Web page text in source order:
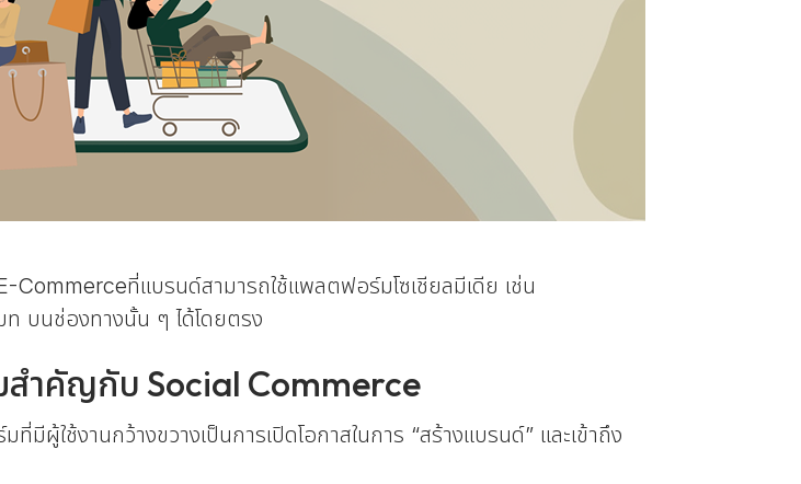
ที่แบรนด์สามารถใช้แพลตฟอร์มโซเชียลมีเดีย เช่น
บนช่องทางนั้น ๆ ได้โดยตรง
สำคัญกับ Social Commerce
มีผู้ใช้งานกว้างขวางเป็นการเปิดโอกาสในการ “สร้างแบรนด์” และเข้าถึง